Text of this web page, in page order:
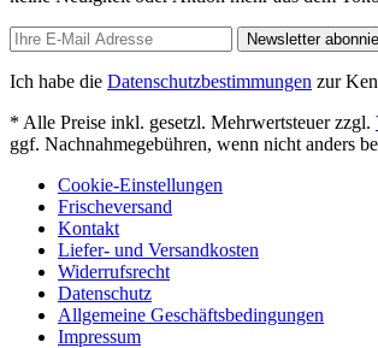
Newsletter
Ich habe die Datenschutzbestimmungen zur
* Alle Preise inkl. gesetzl. Mehrwertsteuer zzgl.
ggf. Nachnahmegebühren, wenn nicht anders
Cookie-Einstellungen
Frischeversand
Kontakt
Liefer- und Versandkosten
Widerrufsrecht
Datenschutz
Allgemeine Geschäftsbedingungen
Impressum